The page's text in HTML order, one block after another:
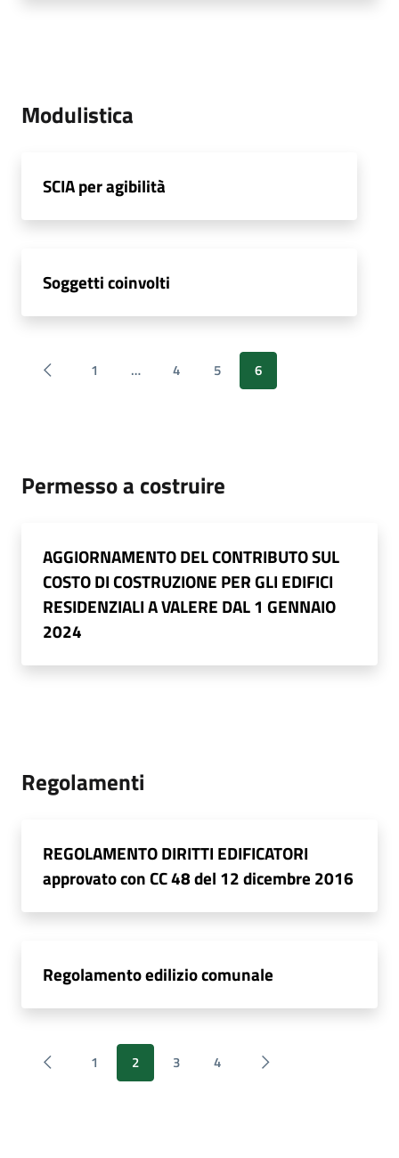
Modulistica
SCIA per agibilità
Soggetti coinvolti
1 … 4 5 6
Permesso a costruire
AGGIORNAMENTO DEL CONTRIBUTO SUL
COSTO DI COSTRUZIONE PER GLI EDIFICI
RESIDENZIALI A VALERE DAL 1 GENNAIO
2024
Regolamenti
REGOLAMENTO DIRITTI EDIFICATORI
approvato con CC 48 del 12 dicembre 2016
Regolamento edilizio comunale
1 2 3 4